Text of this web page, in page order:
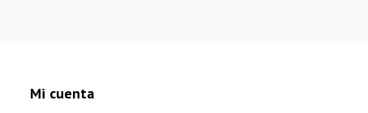
Mi cuenta